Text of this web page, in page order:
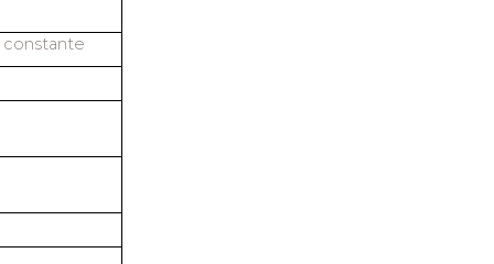
constante